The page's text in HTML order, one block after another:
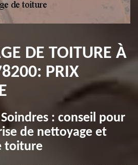
DE TOITURE À
PRIX
: conseil pour
de nettoyage et
toiture